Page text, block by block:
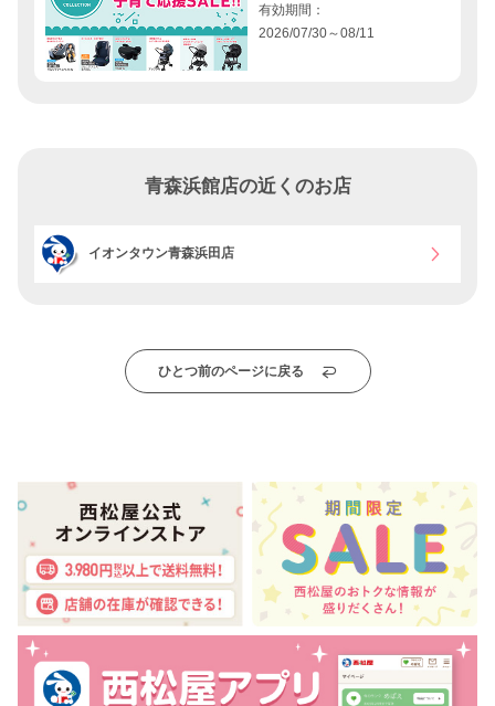
有効期間：
2026/07/30～08/11
青森浜館店の近くのお店
イオンタウン青森浜田店
ひとつ前のページに戻る